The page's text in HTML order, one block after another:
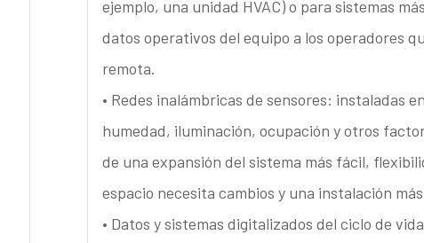
ejemplo, una unidad HVAC) o para sistemas
datos operativos del equipo a los operadores
remota.
• Redes inalámbricas de sensores: instaladas
humedad, iluminación, ocupación y otros
de una expansión del sistema más fácil,
espacio necesita cambios y una instalación
• Datos y sistemas digitalizados del ciclo de